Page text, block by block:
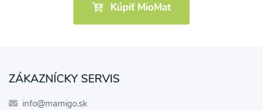
Kúpiť MioMat
ZÁKAZNÍCKY SERVIS
info@mamigo.sk